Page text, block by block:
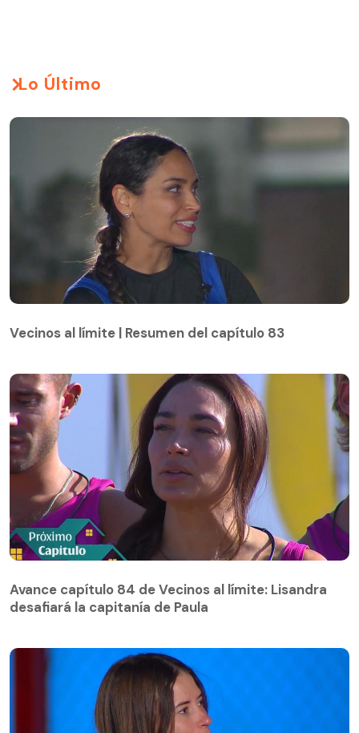
Lo Último
Vecinos al límite | Resumen del capítulo 83
desafiará la capitanía de Paula
Avance capítulo 84 de Vecinos al límite: Lisandra
desafiará la capitanía de Paula